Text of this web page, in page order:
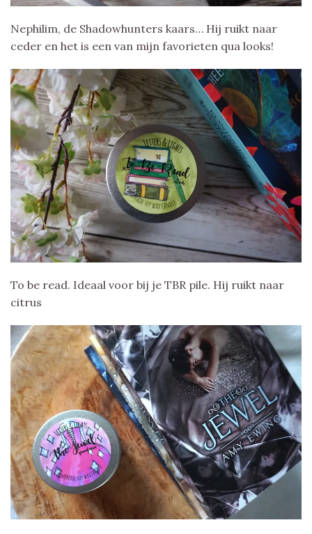
Nephilim, de Shadowhunters kaars… Hij ruikt naar
ceder en het is een van mijn favorieten qua looks!
To be read. Ideaal voor bij je TBR pile. Hij ruikt naar
citrus